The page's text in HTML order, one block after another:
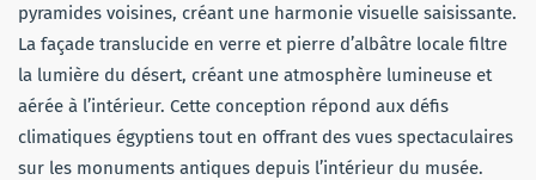
pyramides voisines, créant une harmonie visuelle saisissante.
La façade translucide en verre et pierre d’albâtre locale filtre
la lumière du désert, créant une atmosphère lumineuse et
aérée à l’intérieur. Cette conception répond aux défis
climatiques égyptiens tout en offrant des vues spectaculaires
sur les monuments antiques depuis l’intérieur du musée.